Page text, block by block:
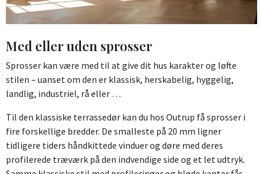
Med eller uden sprosser
Sprosser kan være med til at give dit hus karakter og løfte
stilen – uanset om den er klassisk, herskabelig, hyggelig,
landlig, industriel, rå eller …
Til den klassiske terrassedør kan du hos Outrup få sprosser i
fire forskellige bredder. De smalleste på 20 mm ligner
tidligere tiders håndkittede vinduer og døre med deres
profilerede træværk på den indvendige side og et let udtryk.